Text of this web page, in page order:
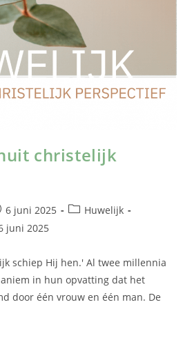
christelijk
6 juni 2025
Huwelijk
juni 2025
schiep Hij hen.' Al twee millennia
in hun opvatting dat het
door één vrouw en één man. De